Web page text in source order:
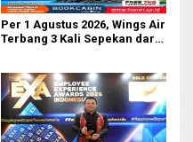
Per 1 Agustus 2026, Wings Air
Terbang 3 Kali Sepekan dari